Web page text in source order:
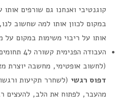
קוגנטיבי ואנחנו גם שורפים אותו
במקום לכוון אותו למה שחשוב
אותו על ריבוי משימות במקום על
העבודה הפנימית קשורה ל4 תחומים:
(לחשוב אופטימי, מחשבה יוצרת
דפוס רגשי (לשחרר תקיעות
מהעבר, לפתוח את הלב, להעצים